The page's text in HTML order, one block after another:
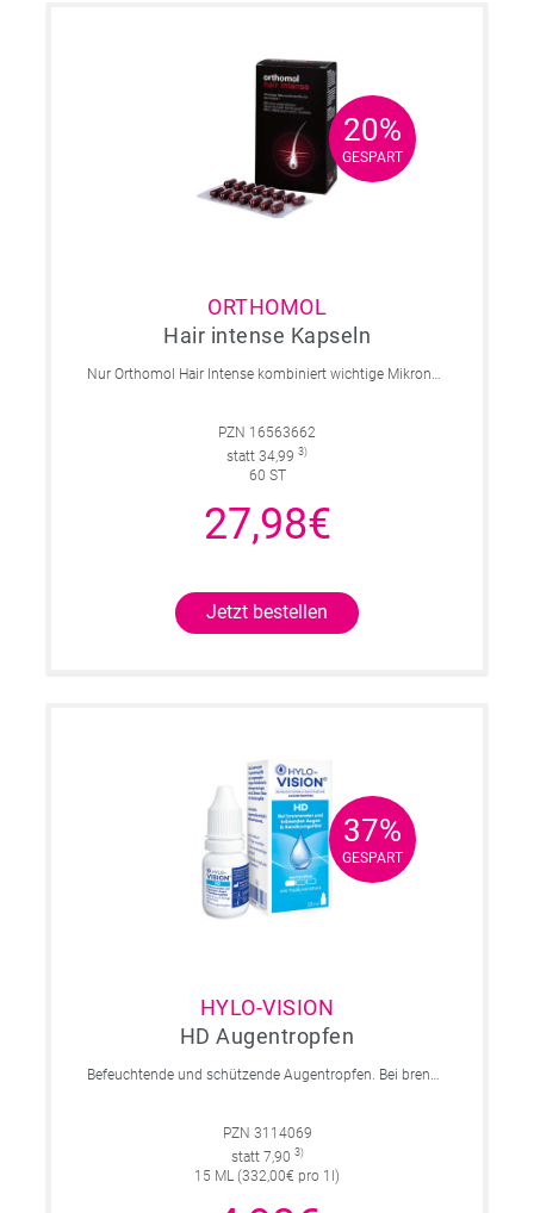
20%
GESPART
20%
GESPART
ORTHOMOL
Hair intense Kapseln
Nur Orthomol Hair Intense kombiniert wichtige Mikronährstoffe und B-Vitamine mit den Aminosäuren L-Cystein und L-Methionin sowie dem patentierten Hirse-Extrakt KeraLiacin®, der unter anderem Miliacin enthält.
PZN 16563662
statt 34,99 3)
60 ST
27,98€
Jetzt bestellen
37%
GESPART
37%
GESPART
HYLO-VISION
HD Augentropfen
Befeuchtende und schützende Augentropfen. Bei brennenden und tränenden Augen und Sandkorngefühl.
PZN 3114069
statt 7,90 3)
15 ML (332,00€ pro 1l)